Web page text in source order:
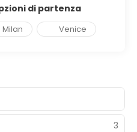
di partenza
Milan Venice
3